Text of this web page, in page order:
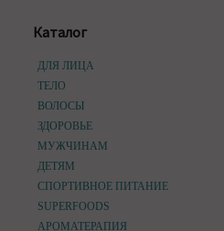
Каталог
ДЛЯ ЛИЦА
ТЕЛО
ВОЛОСЫ
ЗДОРОВЬЕ
МУЖЧИНАМ
ДЕТЯМ
СПОРТИВНОЕ ПИТАНИЕ
SUPERFOODS
АРОМАТЕРАПИЯ